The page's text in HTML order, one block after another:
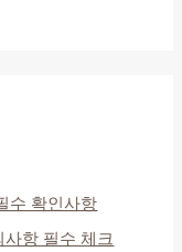
수 확인사항
항 필수 체크